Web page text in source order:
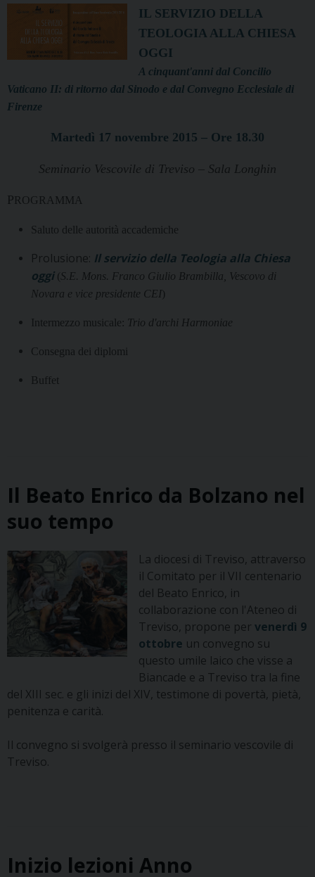
IL SERVIZIO DELLA
TEOLOGIA ALLA CHIESA
OGGI
A cinquant'anni dal Concilio
Vaticano II: di ritorno dal Sinodo e dal Convegno Ecclesiale di
Firenze
Martedì 17 novembre 2015 – Ore 18.30
Seminario Vescovile di Treviso – Sala Longhin
PROGRAMMA
Saluto delle autorità accademiche
Prolusione: Il servizio della Teologia alla Chiesa
oggi ( S.E. Mons. Franco Giulio Brambilla, Vescovo di
Novara e vice presidente CEI )
Intermezzo musicale: Trio d'archi Harmoniae
Consegna dei diplomi
Buffet
Il Beato Enrico da Bolzano nel
suo tempo
La diocesi di Treviso, attraverso
il Comitato per il VII centenario
del Beato Enrico, in
collaborazione con l'Ateneo di
Treviso, propone pervenerdì 9
ottobre un convegno su
questo umile laico che visse a
Biancade e a Treviso tra la fine
del XIII sec. e gli inizi del XIV, testimone di povertà, pietà,
penitenza e carità.
Il convegno si svolgerà presso il seminario vescovile di
Treviso.
Inizio lezioni Anno